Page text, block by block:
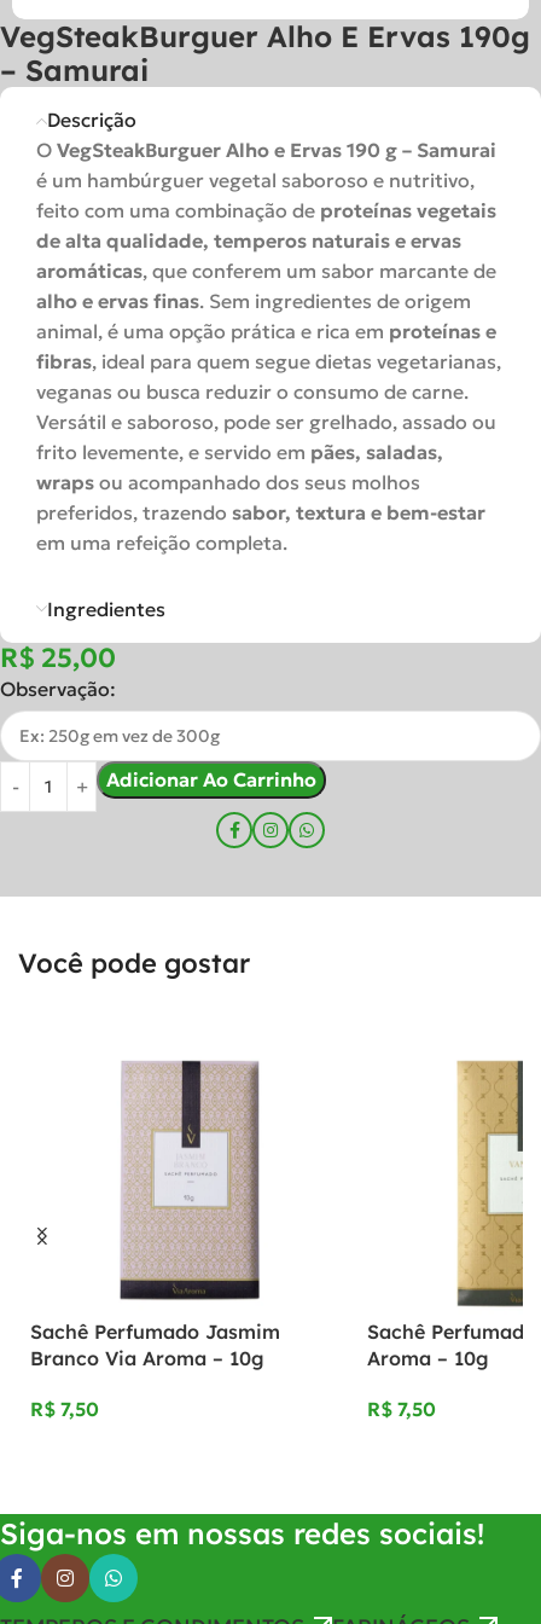
VegSteakBurguer Alho E Ervas 190g
– Samurai
Descrição
O VegSteakBurguer Alho e Ervas 190 g – Samurai
é um hambúrguer vegetal saboroso e nutritivo,
feito com uma combinação de proteínas vegetais
de alta qualidade, temperos naturais e ervas
aromáticas, que conferem um sabor marcante de
alho e ervas finas. Sem ingredientes de origem
animal, é uma opção prática e rica em proteínas e
fibras, ideal para quem segue dietas vegetarianas,
veganas ou busca reduzir o consumo de carne.
Versátil e saboroso, pode ser grelhado, assado ou
frito levemente, e servido em pães, saladas,
wraps ou acompanhado dos seus molhos
preferidos, trazendo sabor, textura e bem-estar
em uma refeição completa.
Ingredientes
R$
Observação:
Adicionar Ao Carrinho
Você pode gostar
Sachê Perfumado Jasmim
Branco Via Aroma – 10g
R$
Sachê
Aroma – 10g
R$
Siga-nos em nossas redes sociais!